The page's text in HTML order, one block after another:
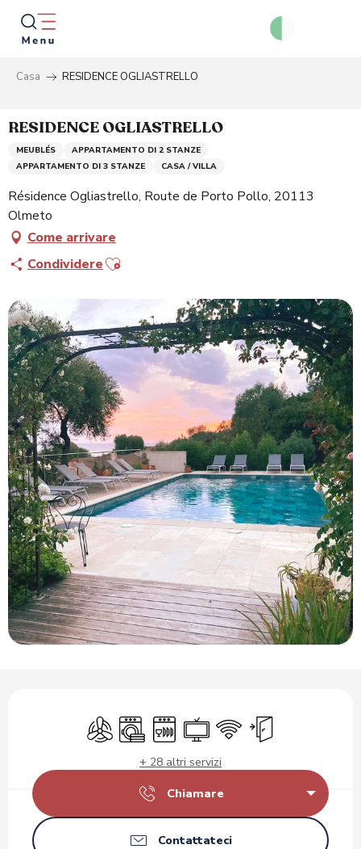
Aller
contenu
principal
Casa RESIDENCE OGLIASTRELLO
RESIDENCE OGLIASTRELLO
MEUBLÉS
APPARTAMENTO DI 2 STANZE
APPARTAMENTO DI 3 STANZE
CASA / VILLA
Résidence Ogliastrello, Route de Porto Pollo, 20113
Olmeto
Come arrivare
CondividereAjouter aux favoris
Aria condizionata
LavatriceLavastoviglie
Televisione
Wi-Fi Ingresso
+ 28 altri servizi
Chiamare
Contattateci